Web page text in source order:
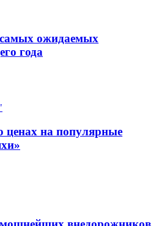
самых ожидаемых
года
ценах на популярные